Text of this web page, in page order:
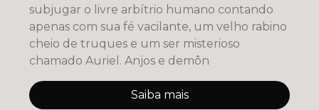
subjugar o livre arbítrio humano contando
apenas com sua fé vacilante, um velho rabino
cheio de truques e um ser misterioso
chamado Auriel. Anjos e demôn
Saiba mais